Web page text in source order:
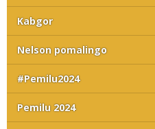
Kabgor
Nelson pomalingo
#Pemilu2024
Pemilu 2024